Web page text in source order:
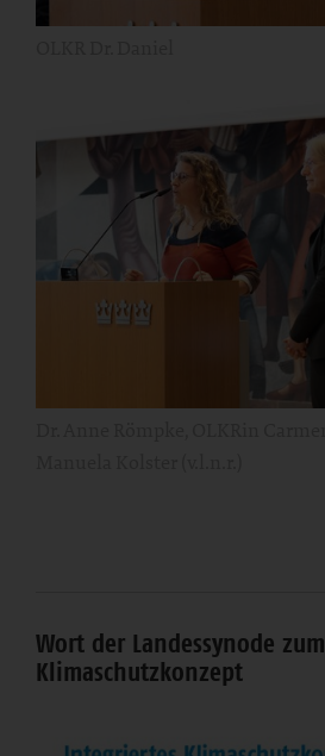
Wort der Landessynode zum
Klimaschutzkonzept